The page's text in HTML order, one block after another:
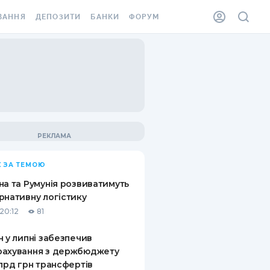
ВІНЬЄТКА
ВІД
ВИПАДКІВ
ДЕПОЗИТИ
ПИТАННЯ ТА ВІДПОВІДІ
ДЕПОЗИТНИЙ КАЛЬКУЛЯТОР
ПУТІВНИКИ ПО
БАНКИ ФОРУМ
ЗА ТЕМОЮ
та Румунія розвиватимуть
логістику
81
у липні забезпечив
з держбюджету
грн трансфертів